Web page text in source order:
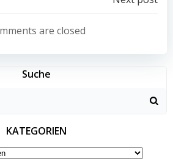
navigation
are closed
Suche
KATEGORIEN